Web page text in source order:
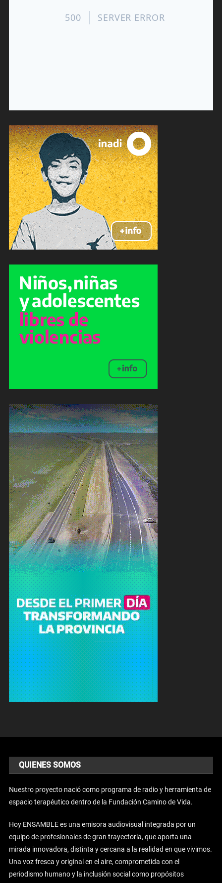
QUIENES SOMOS
Nuestro proyecto nació como programa de radio y herramienta de
espacio terapéutico dentro de la Fundación Camino de Vida.
Hoy ENSAMBLE es una emisora audiovisual integrada por un
equipo de profesionales de gran trayectoria, que aporta una
mirada innovadora, distinta y cercana a la realidad en que vivimos.
Una voz fresca y original en el aire, comprometida con el
periodismo humano y la inclusión social como propósitos